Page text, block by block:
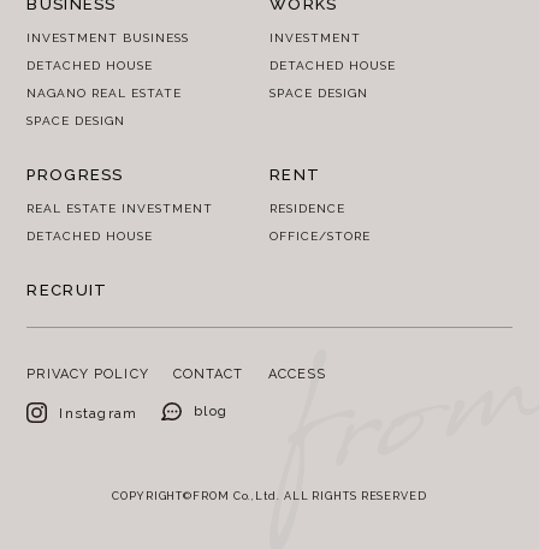
BUSINESS
INVESTMENT BUSINESS
DETACHED HOUSE
NAGANO REAL ESTATE
SPACE DESIGN
WORKS
INVESTMENT
DETACHED HOUSE
SPACE DESIGN
PROGRESS
REAL ESTATE INVESTMENT
DETACHED HOUSE
RENT
RESIDENCE
OFFICE/STORE
RECRUIT
PRIVACY POLICY CONTACT ACCESS
Instagram blog
COPYRIGHT©FROM Co.,Ltd. ALL RIGHTS RESERVED